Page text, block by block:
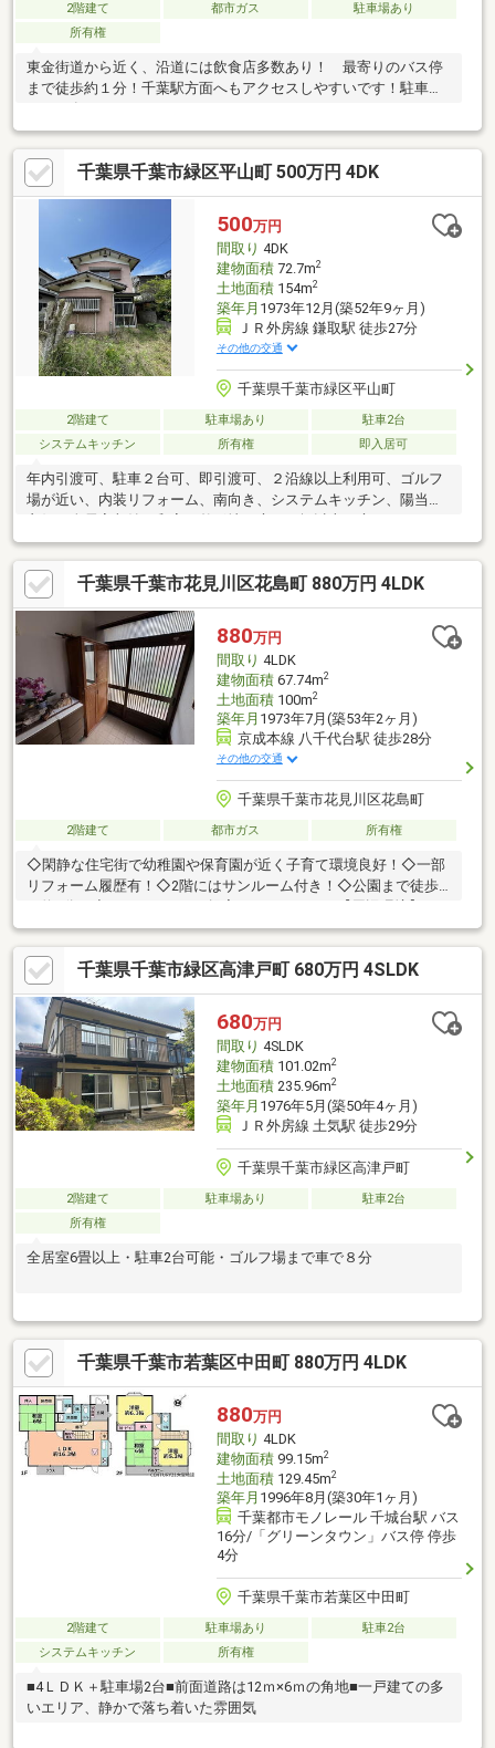
2階建て 都市ガス
駐車場あり
所有権
東金街道から近く、沿道には飲食店多数あり！ 最寄りのバス停
まで徒歩約１分！千葉駅方面へもアクセスしやすいです！駐車ス
千葉県千葉市緑区平山町 500万円 4DK
500万円
間取り 4DK
建物面積72.7m2
土地面積154m2
築年月 1973年12月(築52年9ヶ月)
ＪＲ外房線 鎌取駅 徒歩27分
その他の交通
千葉県千葉市緑区平山町
2階建て 駐車場あり
駐車2台
システムキッチン
所有権 即入居可
年内引渡可、駐車２台可、即引渡可、２沿線以上利用可、ゴルフ
場が近い、内装リフォーム、南向き、システムキッチン、陽当り
良好、全居室収納、和室、整形地、庭１０坪以上、庭、シャワー
付洗面化粧台、２階建、フローリング張替、温水洗浄便座、浴室
に窓、緑豊かな住宅地、通風良好、平坦地、高機能トイレ
千葉県千葉市花見川区花島町 880万円 4LDK
880万円
間取り 4LDK
建物面積67.74m2
土地面積100m2
築年月 1973年7月(築53年2ヶ月)
京成本線 八千代台駅 徒歩28分
その他の交通
千葉県千葉市花見川区花島町
2階建て 都市ガス 所有権
◇閑静な住宅街で幼稚園や保育園が近く子育て環境良好！◇一部
リフォーム履歴有！◇2階にはサンルーム付き！◇公園まで徒歩
Big-A千葉花見川団地店/徒歩約10分/約780ｍ・ローソンストア１
００花見川店/徒歩約14分/約1100ｍ・花見川団地内郵便局/徒歩約
11分/約840ｍ・まこと第二幼稚園/徒歩約5分/約400ｍ・花見川さ
くら学園保育園/徒歩約1分/約20ｍ・花島公園/徒歩約1分/約20
ｍ・花島小学校/徒歩約12分/約900ｍ・花見川小学校/徒歩約19分/
約1500ｍ・花見川中学校/徒歩約3分/約180ｍ
千葉県千葉市緑区高津戸町 680万円 4SLDK
680万円
間取り 4SLDK
建物面積101.02m2
土地面積235.96m2
築年月 1976年5月(築50年4ヶ月)
ＪＲ外房線 土気駅 徒歩29分
千葉県千葉市緑区高津戸町
2階建て 駐車場あり
駐車2台
所有権
全居室6畳以上・駐車2台可能・ゴルフ場まで車で８分
千葉県千葉市若葉区中田町 880万円 4LDK
880万円
間取り 4LDK
建物面積99.15m2
土地面積129.45m2
築年月 1996年8月(築30年1ヶ月)
千葉都市モノレール 千城台駅 バス
16分/「グリーンタウン」バス停 停歩
4分
千葉県千葉市若葉区中田町
2階建て 駐車場あり
駐車2台
システムキッチン
所有権
■4ＬＤＫ＋駐車場2台■前面道路は12ｍ×6ｍの角地■一戸建ての多
いエリア、静かで落ち着いた雰囲気